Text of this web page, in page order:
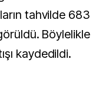
tahvilde 683
Böylelikle
kaydedildi.